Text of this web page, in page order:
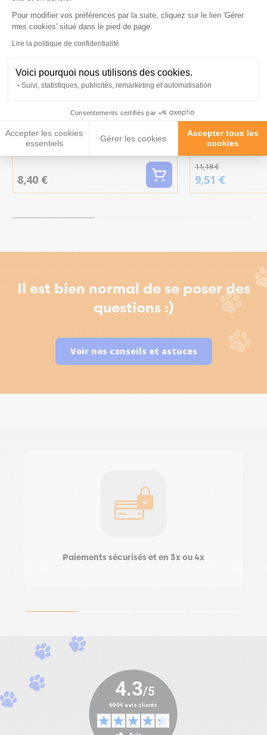
Pour modifier vos préférences par la suite, cliquez sur le lien 'Gérer
mes cookies' situé dans le pied de page.
Lire la politique de confidentialité
Voici pourquoi nous utilisons des cookies.
Suivi, statistiques, publicités, remarketing et automatisation
Consentements certifiés par
Accepter les cookies
essentiels
Gérer les cookies
Accepter tous les
cookies
Axeptio consent
8,40 €
Jouet pour
Puller Micro
11,19 €
9,51 €
Il est bien normal de se poser des
questions :)
Voir nos conseils et astuces
Paiements sécurisés et en 3x ou 4x